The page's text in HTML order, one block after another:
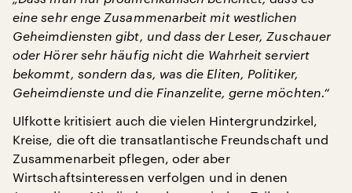
eine sehr enge Zusammenarbeit mit westlichen
Geheimdiensten gibt, und dass der Leser, Zuschauer
oder Hörer sehr häufig nicht die Wahrheit serviert
bekommt, sondern das, was die Eliten, Politiker,
Geheimdienste und die Finanzelite, gerne möchten.“
Ulfkotte kritisiert auch die vielen Hintergrundzirkel,
Kreise, die oft die transatlantische Freundschaft und
Zusammenarbeit pflegen, oder aber
Wirtschaftsinteressen verfolgen und in denen